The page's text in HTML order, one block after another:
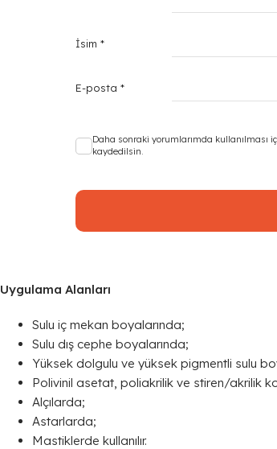
İsim*
E-posta*
Daha sonraki yorumlarımda kullanılması
kaydedilsin.
Uygulama Alanları
Sulu iç mekan boyalarında;
Sulu dış cephe boyalarında;
Yüksek dolgulu ve yüksek pigmentli sulu
Polivinil asetat, poliakrilik ve stiren/akrilik
Alçılarda;
Astarlarda;
Mastiklerde kullanılır.